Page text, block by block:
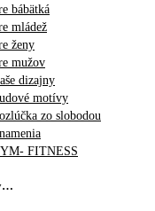
bábätká
mládež
ženy
mužov
dizajny
motívy
zo slobodou
FITNESS